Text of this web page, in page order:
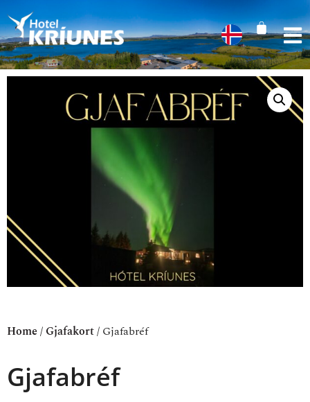
Home / Gjafakort/ Gjafabréf
Gjafabréf